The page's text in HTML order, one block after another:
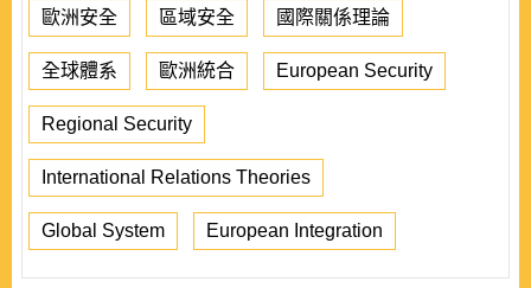
歐洲安全 區域安全 國際關係理論
全球體系 歐洲統合 European Security
Regional Security
International Relations Theories
Global System European Integration